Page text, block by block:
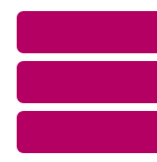
© Copyright